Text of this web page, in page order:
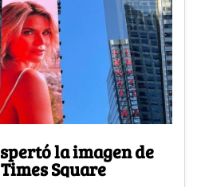
la imagen de
Square